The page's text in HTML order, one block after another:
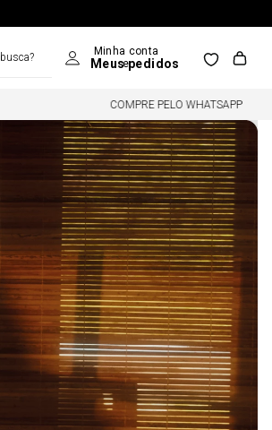
COMPRE PELO WHATSAPP